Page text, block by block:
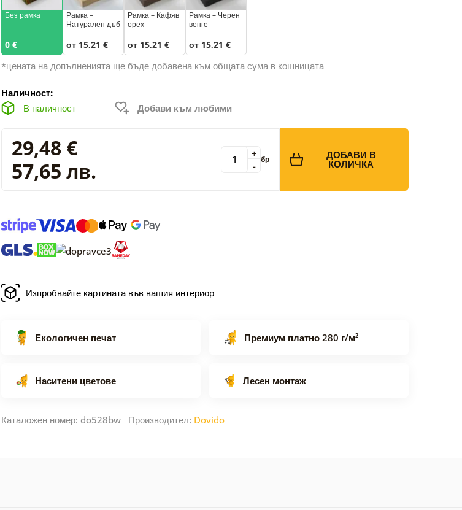
Без рамка
0 €
Рамка –
Натурален дъб
от 15,21 €
Рамка – Кафяв
орех
от 15,21 €
Рамка – Черен
венге
от 15,21 €
*цената на допълненията ще бъде добавена към общата сума в кошницата
Наличност:
В наличност
Добави към любими
29,48 €
57,65 лв.
-
+ бр ДОБАВИ В
КОЛИЧКА
Изпробвайте картината във вашия интериор
Екологичен печат Премиум платно 280 г/м²
Наситени цветове Лесен монтаж
Каталожен номер: do528bw Производител: Dovido